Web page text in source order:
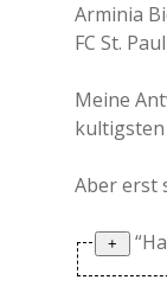
Arminia
FC St.
Meine
kultigsten
Aber erst